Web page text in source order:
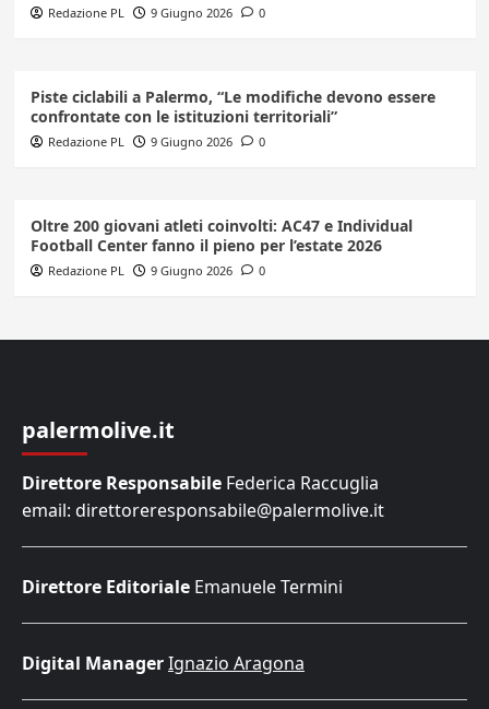
Redazione PL 9 Giugno 2026 0
Piste ciclabili a Palermo, “Le modifiche devono essere
confrontate con le istituzioni territoriali”
Redazione PL 9 Giugno 2026 0
Oltre 200 giovani atleti coinvolti: AC47 e Individual
Football Center fanno il pieno per l’estate 2026
Redazione PL 9 Giugno 2026 0
palermolive.it
Direttore Responsabile Federica Raccuglia
email: direttoreresponsabile@palermolive.it
Direttore Editoriale Emanuele Termini
Digital ManagerIgnazio Aragona